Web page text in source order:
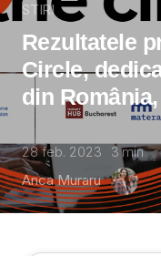
STIRI
Rezultatele
Circle,
din
28 feb. 2023 3 min
Anca Muraru